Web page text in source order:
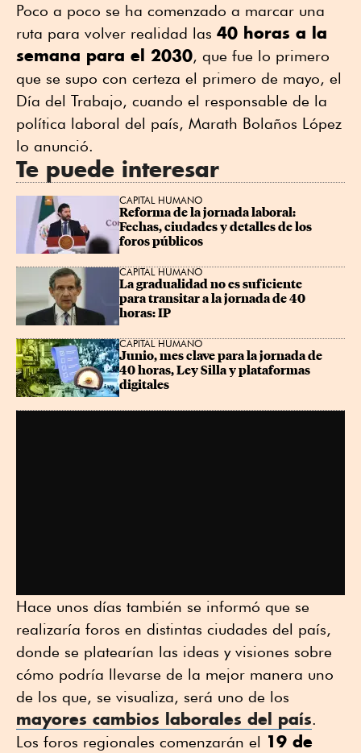
Poco a poco se ha comenzado a marcar una
ruta para volver realidad las 40 horas a la
semana para el 2030, que fue lo primero
que se supo con certeza el primero de mayo, el
Día del Trabajo, cuando el responsable de la
política laboral del país, Marath Bolaños López
lo anunció.
Te puede interesar
CAPITAL HUMANO
Reforma de la jornada laboral:
Fechas, ciudades y detalles de los
foros públicos
CAPITAL HUMANO
La gradualidad no es suficiente
para transitar a la jornada de 40
horas: IP
CAPITAL HUMANO
Junio, mes clave para la jornada de
40 horas, Ley Silla y plataformas
digitales
Hace unos días también se informó que se
realizaría foros en distintas ciudades del país,
donde se platearían las ideas y visiones sobre
cómo podría llevarse de la mejor manera uno
de los que, se visualiza, será uno de los
mayores cambios laborales del país.
Los foros regionales comenzarán el 19 de